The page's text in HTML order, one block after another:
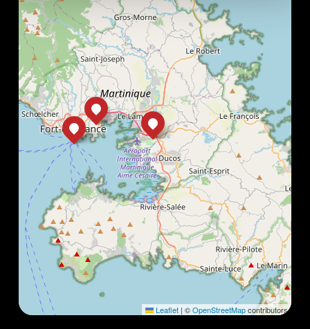
Leaflet | ©OpenStreetMapcontributors